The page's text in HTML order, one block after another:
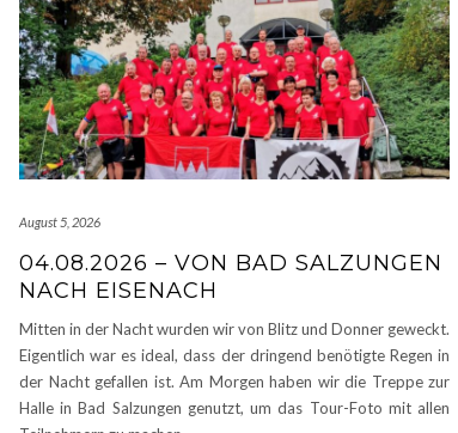
August 5, 2026
04.08.2026 – VON BAD SALZUNGEN
NACH EISENACH
Mitten in der Nacht wurden wir von Blitz und Donner geweckt.
Eigentlich war es ideal, dass der dringend benötigte Regen in
der Nacht gefallen ist. Am Morgen haben wir die Treppe zur
Halle in Bad Salzungen genutzt, um das Tour-Foto mit allen